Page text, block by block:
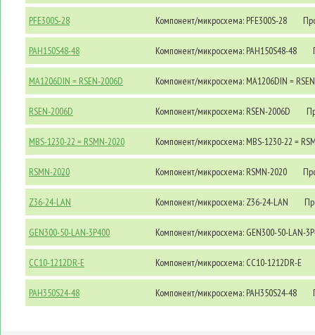
PFE300S-28 Компонент/микросхема: PFE300S-28
PAH150S48-48 Компонент/микросхема: PAH150S48-48
MA1206DIN = RSEN-2006D Компонент/микросхема: MA1206DIN =
RSEN-2006D Компонент/микросхема: RSEN-2006D
MBS-1230-22 = RSMN-2020 Компонент/микросхема: MBS-1230-22 =
RSMN-2020 Компонент/микросхема: RSMN-2020
Z36-24-LAN Компонент/микросхема: Z36-24-LAN
GEN300-50-LAN-3P400 Компонент/микросхема: GEN300-50-LAN-
CC10-1212DR-E Компонент/микросхема: CC10-1212DR-E
PAH350S24-48 Компонент/микросхема: PAH350S24-48